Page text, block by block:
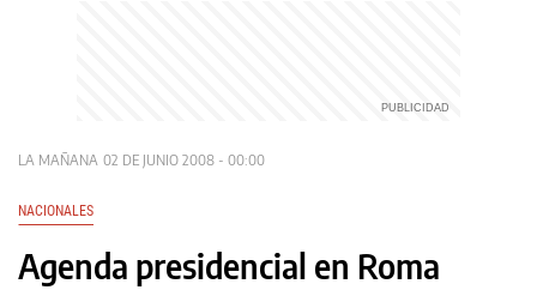
LA MAÑANA 02 DE JUNIO 2008 - 00:00
NACIONALES
Agenda presidencial en Roma